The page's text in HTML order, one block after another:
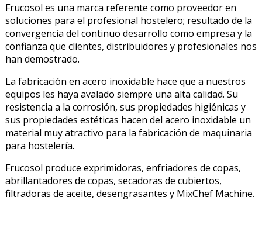
Frucosol es una marca referente como proveedor en
soluciones para el profesional hostelero; resultado de la
convergencia del continuo desarrollo como empresa y la
confianza que clientes, distribuidores y profesionales nos
han demostrado.
La fabricación en acero inoxidable hace que a nuestros
equipos les haya avalado siempre una alta calidad. Su
resistencia a la corrosión, sus propiedades higiénicas y
sus propiedades estéticas hacen del acero inoxidable un
material muy atractivo para la fabricación de maquinaria
para hostelería.
Frucosol produce exprimidoras, enfriadores de copas,
abrillantadores de copas, secadoras de cubiertos,
filtradoras de aceite, desengrasantes y MixChef Machine.